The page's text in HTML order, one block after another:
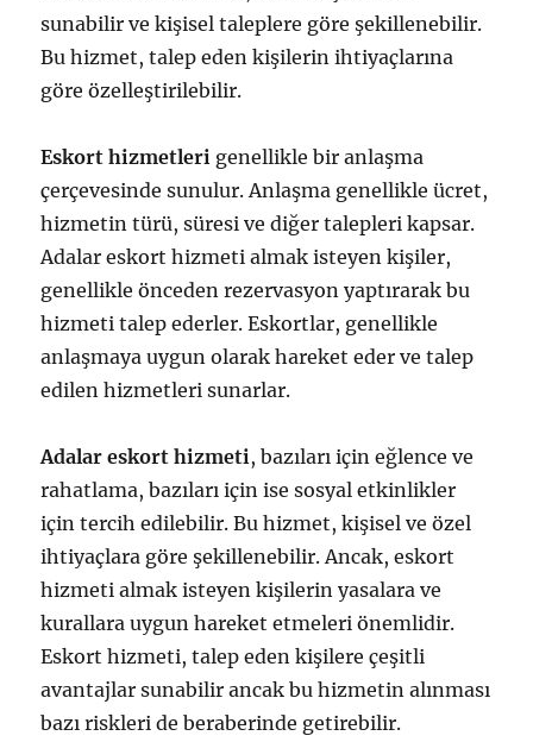
sunabilir ve kişisel taleplere göre şekillenebilir.
Bu hizmet, talep eden kişilerin ihtiyaçlarına
göre özelleştirilebilir.
Eskort hizmetleri genellikle bir anlaşma
çerçevesinde sunulur. Anlaşma genellikle ücret,
hizmetin türü, süresi ve diğer talepleri kapsar.
Adalar eskort hizmeti almak isteyen kişiler,
genellikle önceden rezervasyon yaptırarak bu
hizmeti talep ederler. Eskortlar, genellikle
anlaşmaya uygun olarak hareket eder ve talep
edilen hizmetleri sunarlar.
Adalar eskort hizmeti, bazıları için eğlence ve
rahatlama, bazıları için ise sosyal etkinlikler
için tercih edilebilir. Bu hizmet, kişisel ve özel
ihtiyaçlara göre şekillenebilir. Ancak, eskort
hizmeti almak isteyen kişilerin yasalara ve
kurallara uygun hareket etmeleri önemlidir.
Eskort hizmeti, talep eden kişilere çeşitli
avantajlar sunabilir ancak bu hizmetin alınması
bazı riskleri de beraberinde getirebilir.